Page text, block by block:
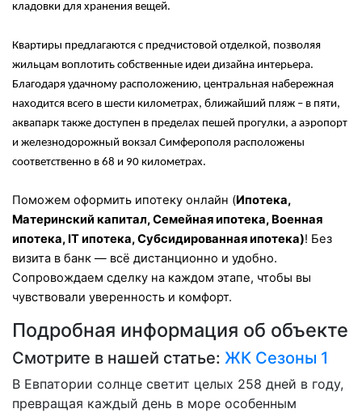
кладовки для хранения вещей.
Квартиры предлагаются с предчистовой отделкой, позволяя
жильцам воплотить собственные идеи дизайна интерьера.
Благодаря удачному расположению, центральная набережная
находится всего в шести километрах, ближайший пляж – в пяти,
аквапарк также доступен в пределах пешей прогулки, а аэропорт
и железнодорожный вокзал Симферополя расположены
соответственно в 68 и 90 километрах.
Поможем оформить ипотеку онлайн (Ипотека,
Материнский капитал, Семейная ипотека, Военная
ипотека, IT ипотека, Субсидированная ипотека)! Без
визита в банк — всё дистанционно и удобно.
Сопровождаем сделку на каждом этапе, чтобы вы
чувствовали уверенность и комфорт.
Подробная информация об объекте
Смотрите в нашей статье: ЖК Сезоны 1
В Евпатории солнце светит целых 258 дней в году,
превращая каждый день в море особенным